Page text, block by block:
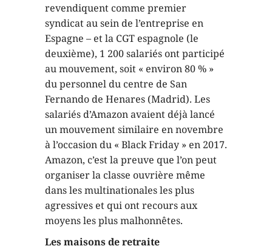
revendiquent comme premier
syndicat au sein de l’entreprise en
Espagne – et la CGT espagnole (le
deuxième), 1 200 salariés ont participé
au mouvement, soit « environ 80 % »
du personnel du centre de San
Fernando de Henares (Madrid). Les
salariés d’Amazon avaient déjà lancé
un mouvement similaire en novembre
à l’occasion du « Black Friday » en 2017.
Amazon, c’est la preuve que l’on peut
organiser la classe ouvrière même
dans les multinationales les plus
agressives et qui ont recours aux
moyens les plus malhonnêtes.
Les maisons de retraite